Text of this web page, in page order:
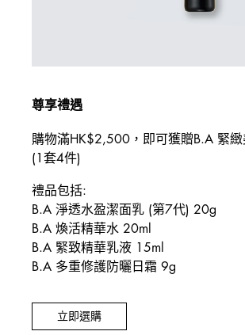
尊享禮遇
購物滿HK$2,500，即可獲贈B.A 緊緻
(1套4件)
禮品包括:
B.A 淨透水盈潔面乳 (第7代) 20g
B.A 煥活精華水 20ml
B.A 緊致精華乳液 15ml
B.A 多重修護防曬日霜 9g
立即選購